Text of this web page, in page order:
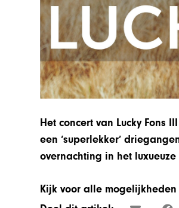
Het concert van Lucky Fons
een ‘superlekker’
overnachting in het
Kijk voor alle